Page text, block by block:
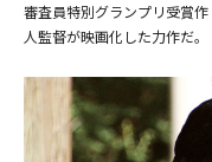
審査員特別グランプリ受賞
人監督が映画化した力作だ。